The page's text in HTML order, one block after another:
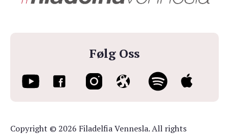
Følg Oss
Copyright © 2026 Filadelfia Vennesla. All rights